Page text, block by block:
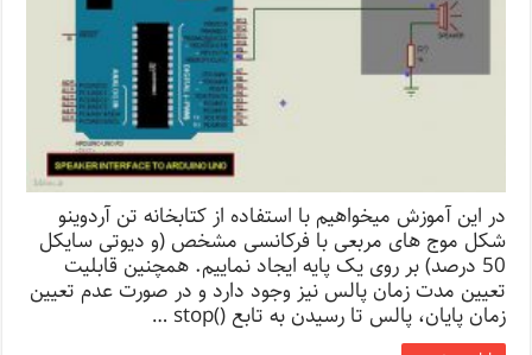
در این آموزش میخواهیم با استفاده از کتابخانه تن آردوینو
شکل موج های مربعی با فرکانسی مشخص (و دیوتی سایکل
50 درصد) بر روی یک پایه ایجاد نماییم. همچنین قابلیت
تعیین مدت زمان پالس نیز وجود دارد و در صورت عدم تعیین
زمان پایان، پالس تا رسیدن به تابع ()stop …